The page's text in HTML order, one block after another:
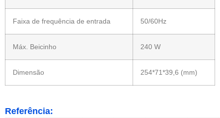
Faixa de frequência de entrada 50/60Hz
Máx. Beicinho 240 W
Dimensão 254*71*39,6 (mm)
Referência: